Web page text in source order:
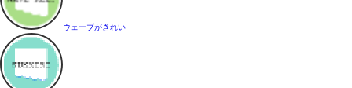
ウェーブがきれい